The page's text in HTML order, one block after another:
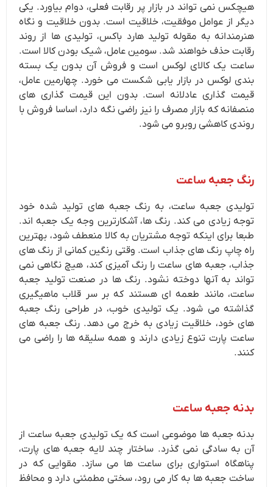
هیچکس نمی تواند در بازار پر رقابت فعلی، دوام بیاورد. یکی
دیگر از عوامل موفقیت، خلاقیت است. بدون خلاقیت و نگاه
هنرمندانه به مقوله تولید هارد باکس، تولیدی ها از روند
رقابت حذف خواهند شد. سومین عامل، شیک بودن کالا است.
ساعت یک کالای لوکس است و فروش آن بدون یک بسته
بندی لوکس در بازار یابی شکست می خورد. چهارمین عامل،
قیمت گذاری عادلانه است. بدون این قیمت گذاری های
منصفانه که بازار مصرف را نیز راضی نگه دارد، اساسا فروش با
روندی کاهشی روبرو می شود.
رنگ جعبه ساعت
تولیدی جعبه ساعت، به رنگ جعبه های تولید شده خود
توجه زیادی می کند. رنگ ها، آشکارترین وجه یک جعبه اند.
طبعا برای اینکه توجه مشتریان به کالا منعطف شود، بهترین
راه چاپ رنگ های جذاب است. وقتی رنگین کمانی از رنگ های
جذاب، جعبه های ساعت را رنگ آمیزی کند، هیچ نگاهی نمی
تواند به آنها دوخته نشود. رنگ ها در صنعت تولید جعبه
ساعت، مانند طعمه ای هستند که بر سر قلاب ماهیگیری
گذاشته می شود. یک تولیدی خوب، در طراحی رنگ جعبه
های خود، خلاقیت زیادی به خرج می دهد. رنگ جعبه های
ساعت پارت تنوع زیادی دارند و همه سلیقه ها را راضی می
کنند.
بدنه جعبه ساعت
بدنه جعبه ها موضوعی است که یک تولیدی جعبه ساعت از
آن به سادگی نمی گذرد. ساختار چند لایه جعبه های پارت،
پناهگاه استواری برای ساعت ها می سازد. مقوایی که در
ساخت جعبه ها به کار می رود، سختی مطمئنی دارد و محافظ